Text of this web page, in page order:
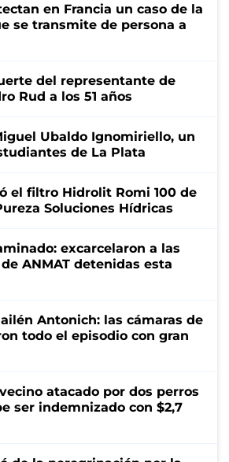
en Francia un caso de la
se transmite de persona a
del representante de
Rud a los 51 años
Ubaldo Ignomiriello, un
de La Plata
el filtro Hidrolit Romi 100 de
Soluciones Hídricas
excarcelaron a las
ANMAT detenidas esta
Antonich: las cámaras de
todo el episodio con gran
atacado por dos perros
ser indemnizado con $2,7